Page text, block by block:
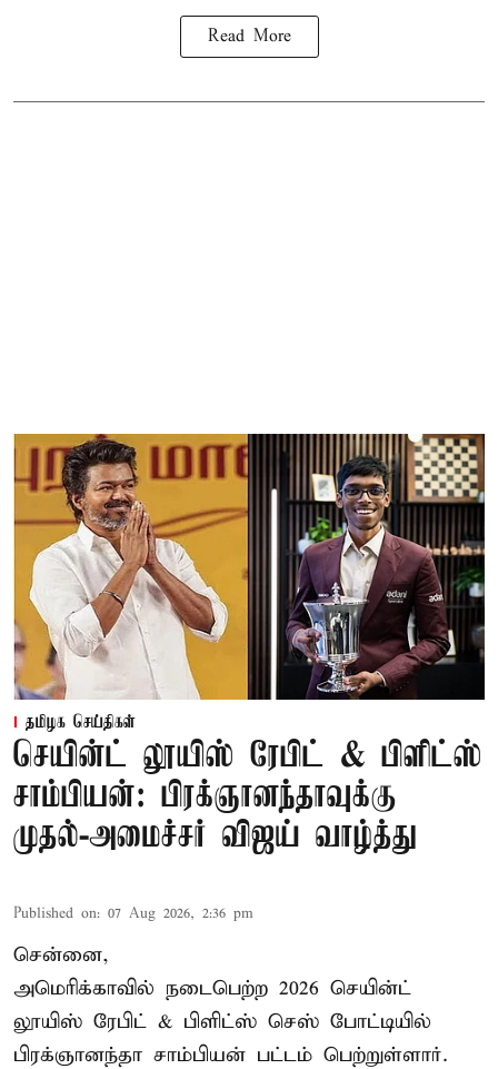
Read More
தமிழக செய்திகள்
செயின்ட் லூயிஸ் ரேபிட் & பிளிட்ஸ்
சாம்பியன்: பிரக்ஞானந்தாவுக்கு
முதல்-அமைச்சர் விஜய் வாழ்த்து
Published on: 07 Aug 2026, 2:36 pm
சென்னை,
அமெரிக்காவில் நடைபெற்ற 2026 செயின்ட்
லூயிஸ் ரேபிட் & பிளிட்ஸ் செஸ் போட்டியில்
பிரக்ஞானந்தா சாம்பியன் பட்டம் பெற்றுள்ளார்.